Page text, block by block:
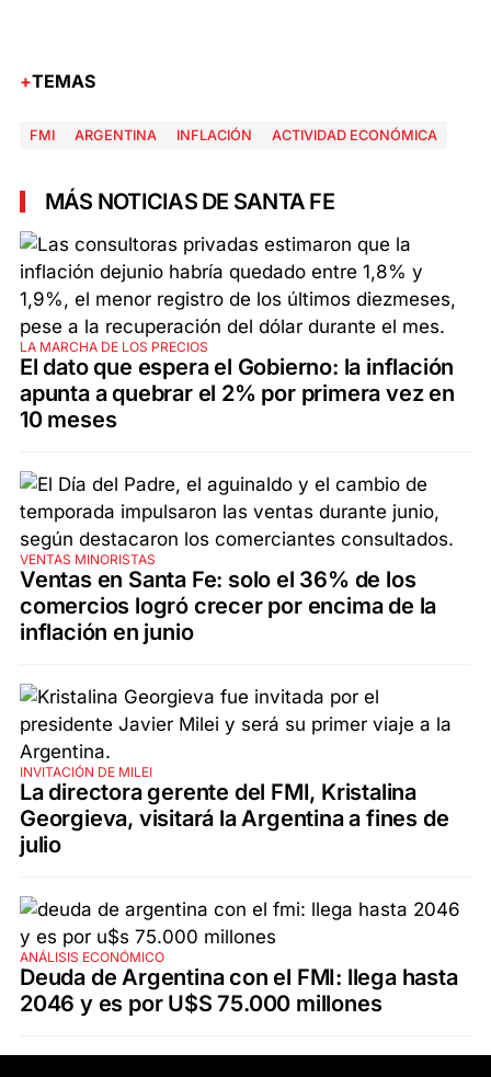
TEMAS
FMI ARGENTINA INFLACIÓN ACTIVIDAD ECONÓMICA
MÁS NOTICIAS DE SANTA FE
LA MARCHA DE LOS PRECIOS
El dato que espera el Gobierno: la inflación
apunta a quebrar el 2% por primera vez en
10 meses
VENTAS MINORISTAS
Ventas en Santa Fe: solo el 36% de los
comercios logró crecer por encima de la
inflación en junio
INVITACIÓN DE MILEI
La directora gerente del FMI, Kristalina
Georgieva, visitará la Argentina a fines de
julio
ANÁLISIS ECONÓMICO
Deuda de Argentina con el FMI: llega hasta
2046 y es por U$S 75.000 millones